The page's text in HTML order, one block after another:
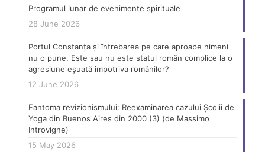
Programul lunar de evenimente spirituale
28 June 2026
Portul Constanța și întrebarea pe care aproape nimeni
nu o pune. Este sau nu este statul român complice la o
agresiune eșuată împotriva românilor?
12 June 2026
Fantoma revizionismului: Reexaminarea cazului Școlii de
Yoga din Buenos Aires din 2000 (3) (de Massimo
Introvigne)
15 May 2026